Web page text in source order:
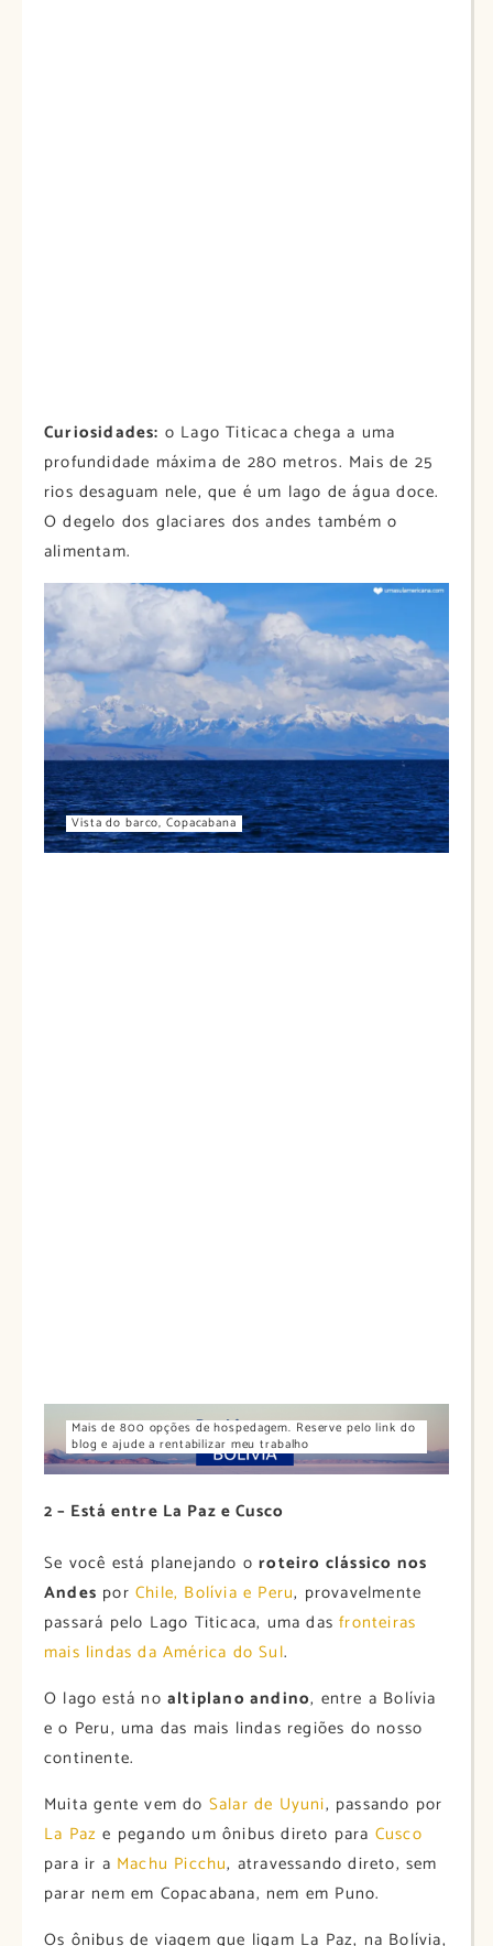
Curiosidades: o Lago Titicaca chega a uma
profundidade máxima de 280 metros. Mais de 25
rios desaguam nele, que é um lago de água doce.
O degelo dos glaciares dos andes também o
alimentam.
Vista do barco, Copacabana
Mais de 800 opções de hospedagem. Reserve pelo link do
blog e ajude a rentabilizar meu trabalho
2 – Está entre La Paz e Cusco
Se você está planejando oroteiro clássico nos
Andes por Chile, Bolívia e Peru, provavelmente
passará pelo Lago Titicaca, uma dasfronteiras
mais lindas da América do Sul.
O lago está no altiplano andino, entre a Bolívia
e o Peru, uma das mais lindas regiões do nosso
continente.
Muita gente vem do Salar de Uyuni, passando por
La Paz e pegando um ônibus direto para Cusco
para ir a Machu Picchu, atravessando direto, sem
parar nem em Copacabana, nem em Puno.
Os ônibus de viagem que ligam La Paz, na Bolívia,